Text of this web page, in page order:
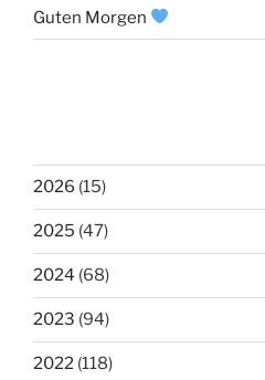
Guten Morgen
2026 (15)
2025 (47)
2024 (68)
2023 (94)
2022 (118)